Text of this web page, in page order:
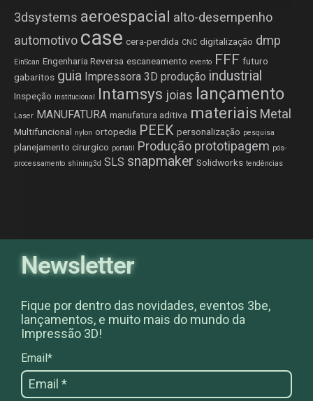
3dsystems aeroespacial alto-desempenho
automotivo case cera-perdida CNC digitalização dmp
EinScan Engenharia Reversa escaneamento evento FFF futuro
gabaritos guia Impressora 3D produção industrial
Inspeção institucional Intamsys joias lançamento
Laser MANUFATURA manufatura aditiva materiais Metal
Multifuncional nylon ortopedia PEEK personalização pesquisa
planejamento cirurgico portátil Produção prototipagem pós-
processamento shining3d SLS snapmaker Solidworks tendências
Newsletter
Fique por dentro das novidades, eventos 3be,
lançamentos, e muito mais do mundo da
Impressão 3D!
Email*